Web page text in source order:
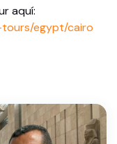
aquí:
egypt/cairo